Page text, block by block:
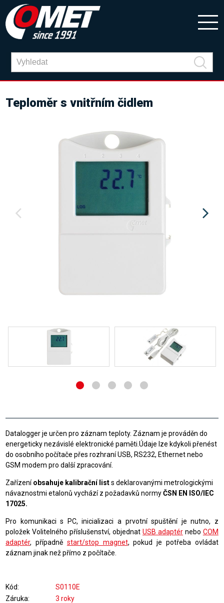
Teploměr s vnitřním čidlem
Datalogger je určen pro záznam teploty. Záznam je prováděn do
energeticky nezávislé elektronické paměti.Údaje lze kdykoli přenést
do osobního počítače přes rozhraní USB, RS232, Ethernet nebo
GSM modem pro další zpracování.
Zařízeníobsahuje kalibrační lists deklarovanými metrologickými
návaznostmi etalonů vychází z požadavků normyČSN EN ISO/IEC
17025.
Pro komunikaci s PC, inicializaci a prvotní spuštění je nutno, z
položek Volitelného příslušenství, objednat USB adaptérnebo COM
adaptér, případně start/stop magnet, pokud je potřeba ovládat
záznam jinak než přímo z počítače.
Kód
S0110E
Záruka
3 roky